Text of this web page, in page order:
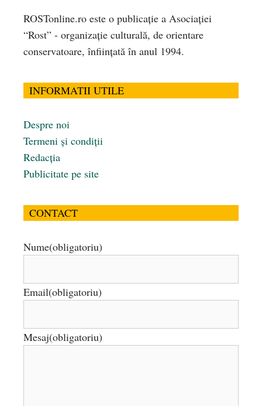
ROSTonline.ro este o publicaţie a Asociaţiei
“Rost” - organizaţie culturală, de orientare
conservatoare, înfiinţată în anul 1994.
INFORMATII UTILE
Despre noi
Termeni și condiții
Redacția
Publicitate pe site
CONTACT
Nume(obligatoriu)
Email(obligatoriu)
Mesaj(obligatoriu)